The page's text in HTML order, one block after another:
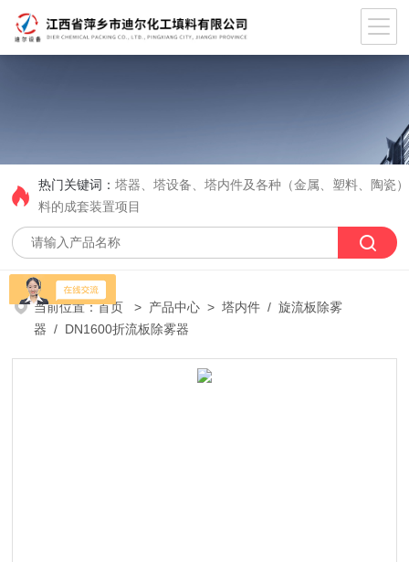
热门关键词：塔器、塔设备、塔内件及各种（金属、塑料、陶瓷
料的成套装置项目
当前位置：首页 > 产品中心 >塔内件 /旋流板除雾
器 / DN1600折流板除雾器